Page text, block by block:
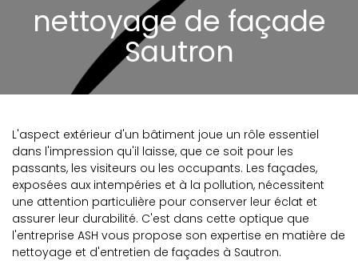
nettoyage de façade
Sautron
L'aspect extérieur d'un bâtiment joue un rôle essentiel
dans l'impression qu'il laisse, que ce soit pour les
passants, les visiteurs ou les occupants. Les façades,
exposées aux intempéries et à la pollution, nécessitent
une attention particulière pour conserver leur éclat et
assurer leur durabilité. C'est dans cette optique que
l'entreprise ASH vous propose son expertise en matière de
nettoyage et d'entretien de façades à Sautron.